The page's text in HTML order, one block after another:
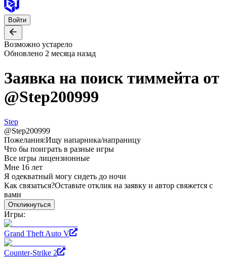
Войти
Возможно устарело
Обновлено 2 месяца назад
Заявка на поиск тиммейта от
@Step200999
Step
@Step200999
Пожелания:Ищу напарника/напраницу
Что бы поиграть в разные игры
Все игры лицензионные
Мне 16 лет
Я одекватный могу сидеть до ночи
Как связаться?Оставьте отклик на заявку и автор свяжется с
вами
Откликнуться
Игры:
Grand Theft Auto V
Counter-Strike 2